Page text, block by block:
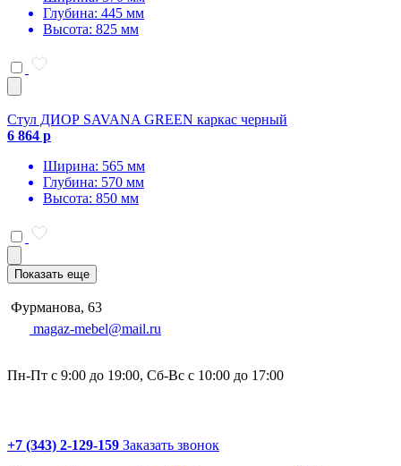
Глубина: 445 мм
Высота: 825 мм
Стул ДИОР SAVANA GREEN каркас черный
6 864 р
Ширина: 565 мм
Глубина: 570 мм
Высота: 850 мм
Показать еще
Фурманова, 63
magaz-mebel@mail.ru
Пн-Пт с 9:00 до 19:00, Сб-Вс с 10:00 до 17:00
+7 (343) 2-129-159 Заказать звонок